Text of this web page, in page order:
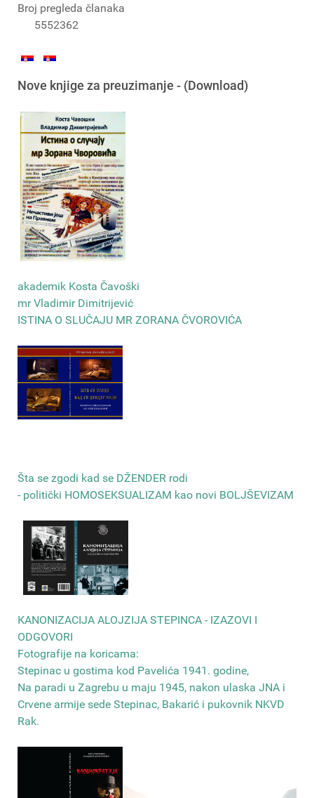
Broj pregleda članaka
5552362
Nove knjige za preuzimanje - (Download)
akademik Kosta Čavoški
mr Vladimir Dimitrijević
ISTINA O SLUČAJU MR ZORANA ČVOROVIĆA
Šta se zgodi kad se DŽENDER rodi
- politički HOMOSEKSUALIZAM kao novi BOLJŠEVIZAM
КANONIZACIJA ALOJZIJA STEPINCA - IZAZOVI I
ODGOVORI
Fotografije na koricama:
Stepinac u gostima kod Pavelića 1941. godine,
Na paradi u Zagrebu u maju 1945, nakon ulaska JNA i
Crvene armije sede Stepinac, Bakarić i pukovnik NKVD
Rak.